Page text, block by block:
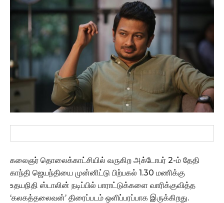
கலைஞர் தொலைக்காட்சியில் வருகிற அக்டோபர் 2-ம் தேதி
காந்தி ஜெயந்தியை முன்னிட்டு பிற்பகல் 1.30 மணிக்கு
உதயநிதி ஸ்டாலின் நடிப்பில் பாராட்டுக்களை வாரிக்குவித்த
‘கலகத்தலைவன்’ திரைப்படம் ஒளிப்பரப்பாக இருக்கிறது.